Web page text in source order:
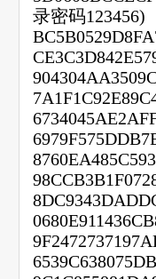
录密码123456)